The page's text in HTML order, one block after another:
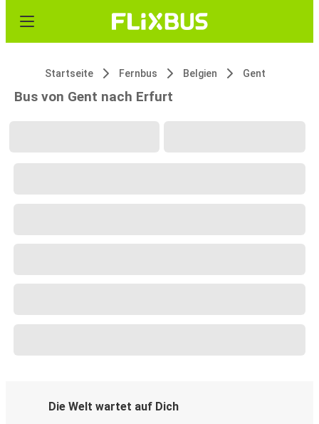
Startseite Fernbus Belgien Gent
Bus von Gent nach Erfurt
Die Welt wartet auf Dich